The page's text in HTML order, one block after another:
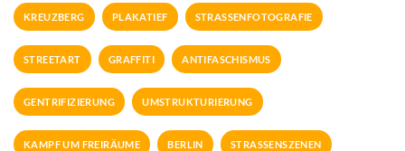
KREUZBERG PLAKATIEF STRASSENFOTOGRAFIE
STREETART GRAFFITI ANTIFASCHISMUS
GENTRIFIZIERUNG UMSTRUKTURIERUNG
KAMPF UM FREIRÄUME BERLIN STRASSENSZENEN